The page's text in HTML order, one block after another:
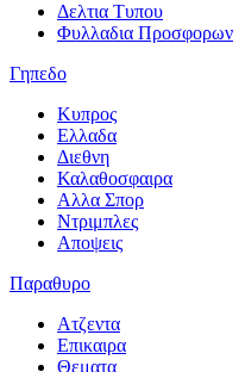
Δελτια Τυπου
Φυλλαδια Προσφορων
Γηπεδο
Κυπρος
Ελλαδα
Διεθνη
Καλαθοσφαιρα
Αλλα Σπορ
Ντριμπλες
Αποψεις
Παραθυρο
Ατζεντα
Επικαιρα
Θεματα